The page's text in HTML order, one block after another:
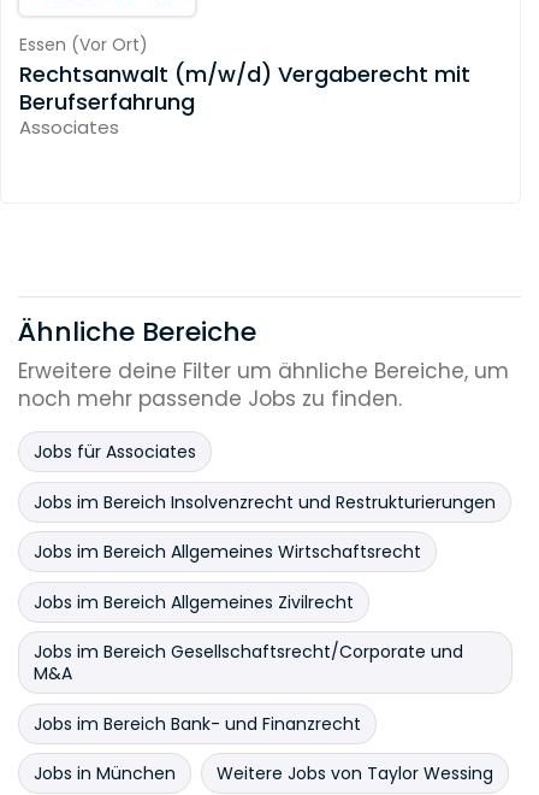
Essen (Vor Ort)
Rechtsanwalt (m/w/d) Vergaberecht mit
Berufserfahrung
Associates
Ähnliche Bereiche
Erweitere deine Filter um ähnliche Bereiche, um
noch mehr passende Jobs zu finden.
Jobs für Associates
Jobs im Bereich Insolvenzrecht und Restrukturierungen
Jobs im Bereich Allgemeines Wirtschaftsrecht
Jobs im Bereich Allgemeines Zivilrecht
Jobs im Bereich Gesellschaftsrecht/Corporate und
M&A
Jobs im Bereich Bank- und Finanzrecht
Jobs in München Weitere Jobs von Taylor Wessing